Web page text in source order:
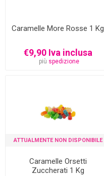
Caramelle More Rosse 1 Kg
€9,90 Iva inclusa
più spedizione
ATTUALMENTE NON DISPONIBILE
Caramelle Orsetti
Zuccherati 1 Kg